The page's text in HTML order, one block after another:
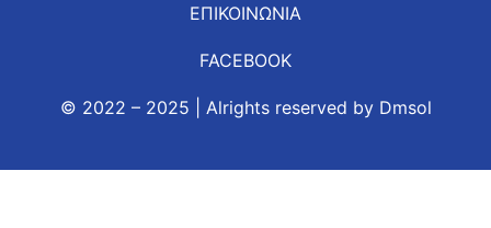
© 2022 – 2025 | Alrights reserved by Dmsol
FACEBOOK
ΕΠΙΚΟΙΝΩΝΙΑ